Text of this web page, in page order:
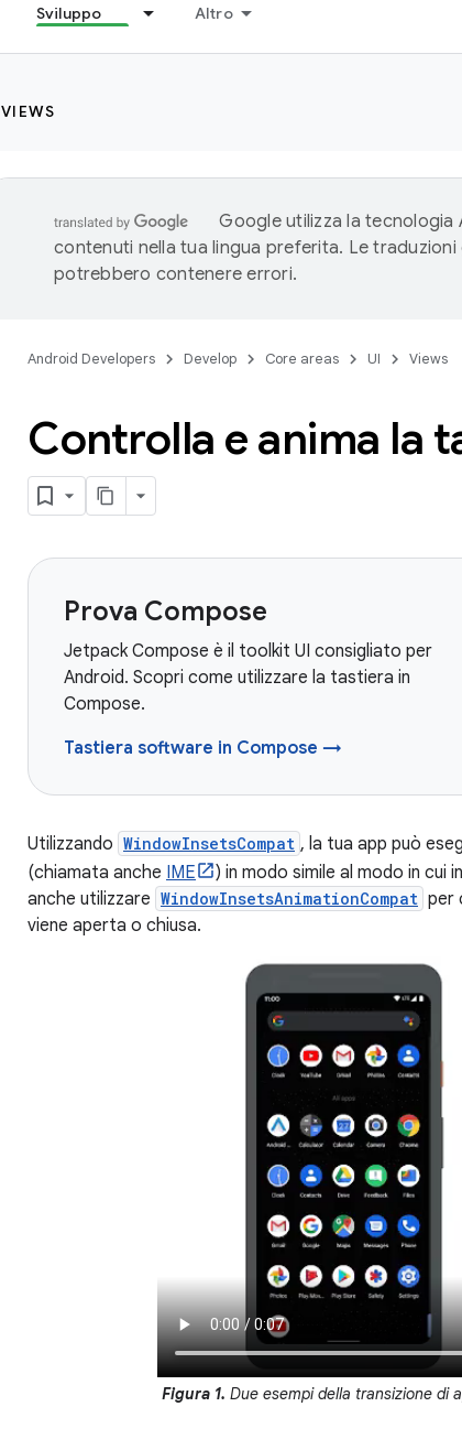
Sviluppo Altro
VIEWS
Google utilizza la tecnologia
contenuti nella tua lingua preferita. Le traduzioni
potrebbero contenere errori.
Android Developers Develop Core areas UI Views
Controlla e anima la
Prova Compose
Jetpack Compose è il toolkit UI consigliato per
Android. Scopri come utilizzare la tastiera in
Compose.
Tastiera software in Compose →
Utilizzando WindowInsetsCompat , la tua app può
(chiamata anche IME
) in modo simile al modo in cui
anche utilizzare WindowInsetsAnimationCompat per
viene aperta o chiusa.
Figura 1. Due esempi della transizione di